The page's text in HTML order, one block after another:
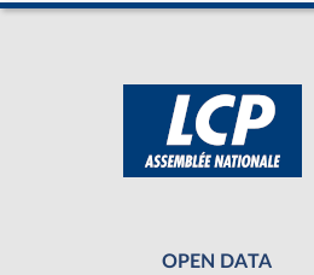
OPEN DATA